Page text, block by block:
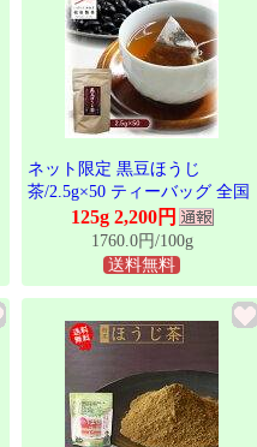
ネット限定 黒豆ほうじ
茶/2.5g×50 ティーバッグ 全国
送料無料 産地直送 国産 くろ
まめ 焙じ茶 紐付き 簡単 便利
猿島茶 さしま茶 茨城県 名産
品 おすすめ品 カフェイン 少
なめ 就寝前 眠れなくならない
TBG-060
125g 2,200円
1760.0円/100g
送料無料